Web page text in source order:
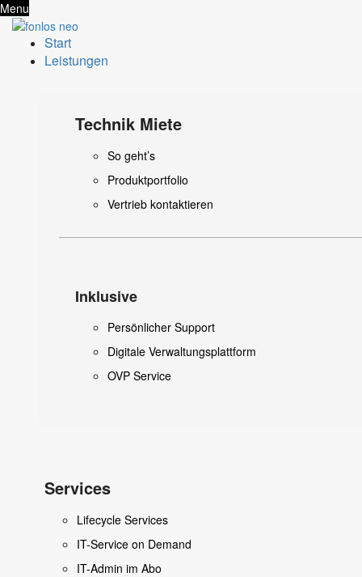
Menu
Start
Leistungen
Technik Miete
So geht’s
Produktportfolio
Vertrieb kontaktieren
Inklusive
Persönlicher Support
Digitale Verwaltungsplattform
OVP Service
Services
Lifecycle Services
IT-Service on Demand
IT-Admin im Abo